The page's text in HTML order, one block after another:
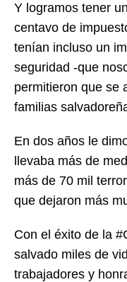
Y logramos tener
centavo de
tenían incluso un
seguridad -que
permitieron que se
familias
En dos años le
llevaba más de
más de 70 mil
que dejaron más
Con el éxito de la
salvado miles de
trabajadores y